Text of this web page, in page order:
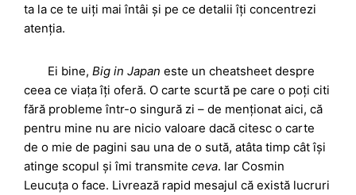
ta la ce te uiți mai întâi și pe ce detalii îți concentrezi
atenția.
Ei bine,Big in Japan este un cheatsheet despre
ceea ce viața îți oferă. O carte scurtă pe care o poți citi
fără probleme într-o singură zi – de menționat aici, că
pentru mine nu are nicio valoare dacă citesc o carte
de o mie de pagini sau una de o sută, atâta timp cât își
atinge scopul și îmi transmiteceva. Iar Cosmin
Leucuța o face. Livrează rapid mesajul că există lucruri